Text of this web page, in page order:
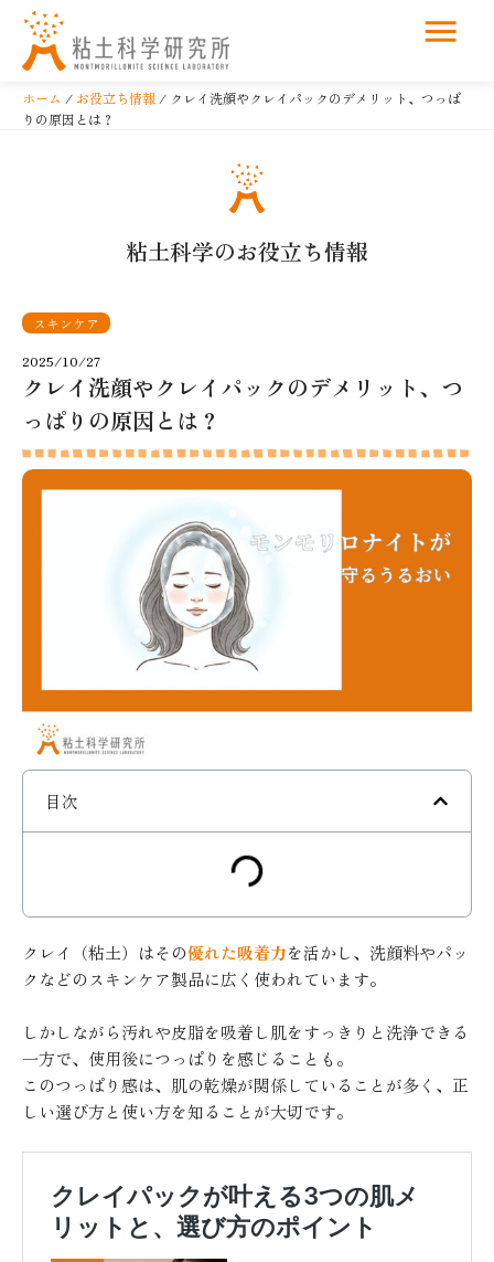
コ
テ
ホーム / お役立ち情報 / クレイ洗顔やクレイパックのデメリット、つっぱ
りの原因とは？
粘土科学のお役立ち情報
スキンケア
2025/10/27
クレイ洗顔やクレイパックのデメリット、つ
っぱりの原因とは？
目次
クレイ（粘土）はその優れた吸着力を活かし、洗顔料やパッ
クなどのスキンケア製品に広く使われています。
しかしながら汚れや皮脂を吸着し肌をすっきりと洗浄できる
一方で、使用後につっぱりを感じることも。
このつっぱり感は、肌の乾燥が関係していることが多く、正
しい選び方と使い方を知ることが大切です。